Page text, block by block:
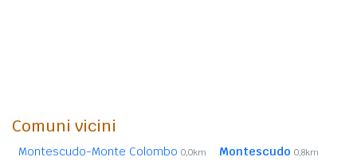
Comuni vicini
Montescudo-Monte Colombo 0,0km Montescudo 0,8km